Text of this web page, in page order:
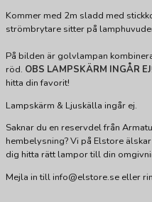
Kommer med 2m sladd med
strömbrytare sitter på
På bilden är golvlampan
röd. OBS LAMPSKÄRM INGÅR EJ
hitta din favorit!
Lampskärm & Ljuskälla ingår ej.
Saknar du en reservdel från
hembelysning? Vi på Elstore
dig hitta rätt lampor till din
Mejla in till info@elstore.se eller